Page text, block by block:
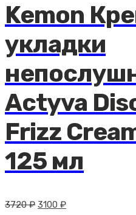
Kemon
укладки
Actyva
Frizz
125 мл
3720₽ Первоначальная
3100 ₽Текущая